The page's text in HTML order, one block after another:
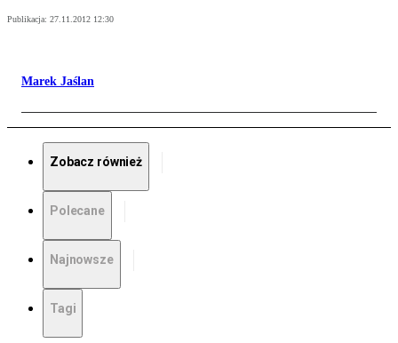
Publikacja: 27.11.2012 12:30
Marek Jaślan
Zobacz również
Polecane
Najnowsze
Tagi